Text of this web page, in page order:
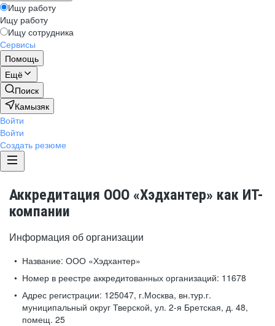
Ищу работу
Ищу работу
Ищу сотрудника
Сервисы
Помощь
Ещё
Поиск
Камызяк
Войти
Войти
Создать резюме
Аккредитация ООО «Хэдхантер» как ИТ-
компании
Информация об организации
Название: ООО «Хэдхантер»
Номер в реестре аккредитованных организаций: 11678
Адрес регистрации: 125047, г.Москва, вн.тур.г.
муниципальный округ Тверской, ул. 2-я Бретская, д. 48,
помещ. 25